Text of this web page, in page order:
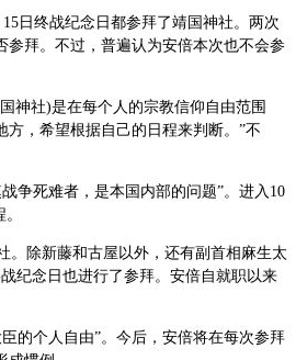
日终战纪念日都参拜了靖国神社。两次
拜。不过，普遍认为安倍本次也不会参
神社)是在每个人的宗教信仰自由范围
，希望根据自己的日程来判断。”不
争死难者，是本国内部的问题”。进入10
。除新藤和古屋以外，还有副首相麻生太
纪念日也进行了参拜。安倍自就职以来
的个人自由”。今后，安倍将在每次参拜